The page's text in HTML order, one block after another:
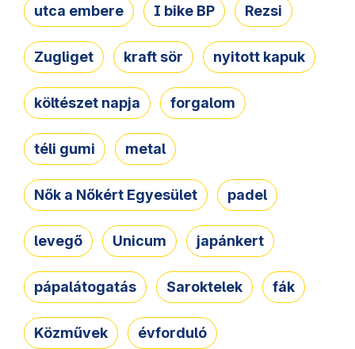
utca embere I bike BP Rezsi
Zugliget kraft sör nyitott kapuk
költészet napja forgalom
téli gumi metal
Nők a Nőkért Egyesület padel
levegő Unicum japánkert
pápalátogatás Saroktelek fák
Közművek évforduló